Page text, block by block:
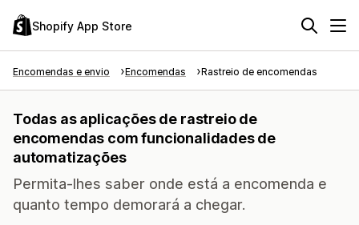
Shopify App Store
Encomendas e envio Encomendas Rastreio de encomendas
Todas as aplicações de rastreio de
encomendas com funcionalidades de
automatizações
Permita-lhes saber onde está a encomenda e
quanto tempo demorará a chegar.